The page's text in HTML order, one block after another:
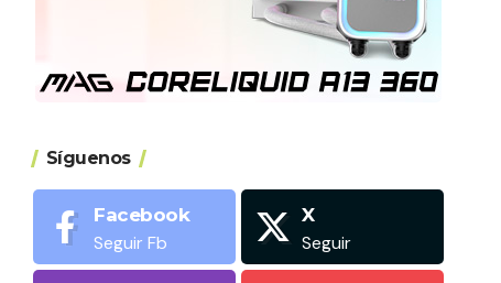
Síguenos
Facebook
Seguir Fb
X
Seguir